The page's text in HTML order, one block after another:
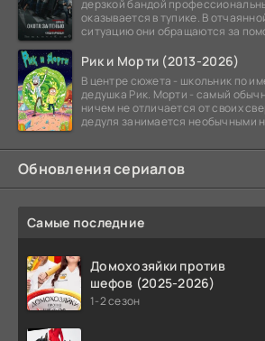
дерзкой бандой
оказывается в тупике. В
ситуацию они обращаются за
Рик и Морти (2013-2026)
В центре сюжета - школьник по
дедушка Рик. Морти - самый
ничем не отличается от своих
дедуля занимается необычными
Обновления сериалов
Самые последние
Домохозяйки против
шефов (2025-2026)
1-2 сезон